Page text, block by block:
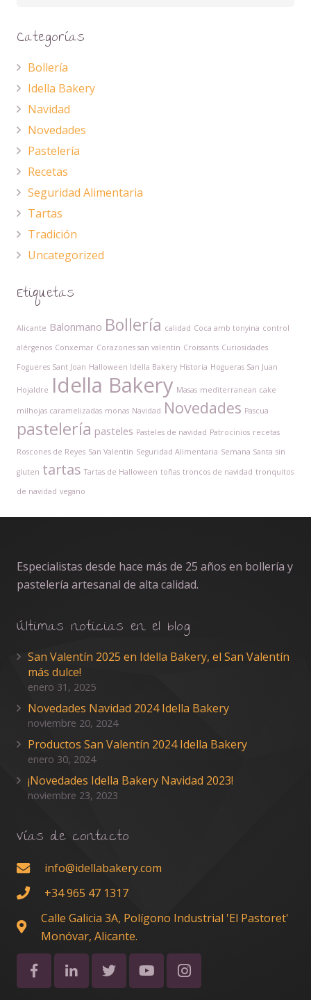
Categorías
Bollería
Idella Bakery
Navidad
Novedades
Pastelería
Recetas
Seguridad Alimentaria
Tartas
Tradición
Uncategorized
Etiquetas
Alicante Balonmano Bollería calidad Coca amb tonyina control
alérgenos Conxemar Corazones san valentin Croissants Curiosidades
Fogueres Sant Joan Halloween Idella Bakery Historia Hogueras San Juan
Hojaldre Idella Bakery Masas mediterranean cake
milhojas caramelizadas monas Navidad Novedades Pascua
pastelería pasteles Pasteles de navidad Patrocinios recetas
Roscones de Reyes San Valentín Seguridad Alimentaria Semana Santa sin
gluten tartas Tartas de Halloween toñas troncos de navidad tronquitos
de navidad vegano
Especialistas desde hace más de 25 años en bollería y
pastelería artesanal de alta calidad.
Últimas noticias en el blog
San Valentín 2025 en Idella Bakery, el San Valentín
más dulce!
enero 31, 2025
Novedades Navidad 2024 Idella Bakery
noviembre 20, 2024
Productos San Valentín 2024 Idella Bakery
enero 30, 2024
¡Novedades Idella Bakery Navidad 2023!
noviembre 23, 2023
Vías de contacto
info@idellabakery.com
+34 965 47 1317
Calle Galicia 3A, Polígono Industrial 'El Pastoret'
Monóvar, Alicante.